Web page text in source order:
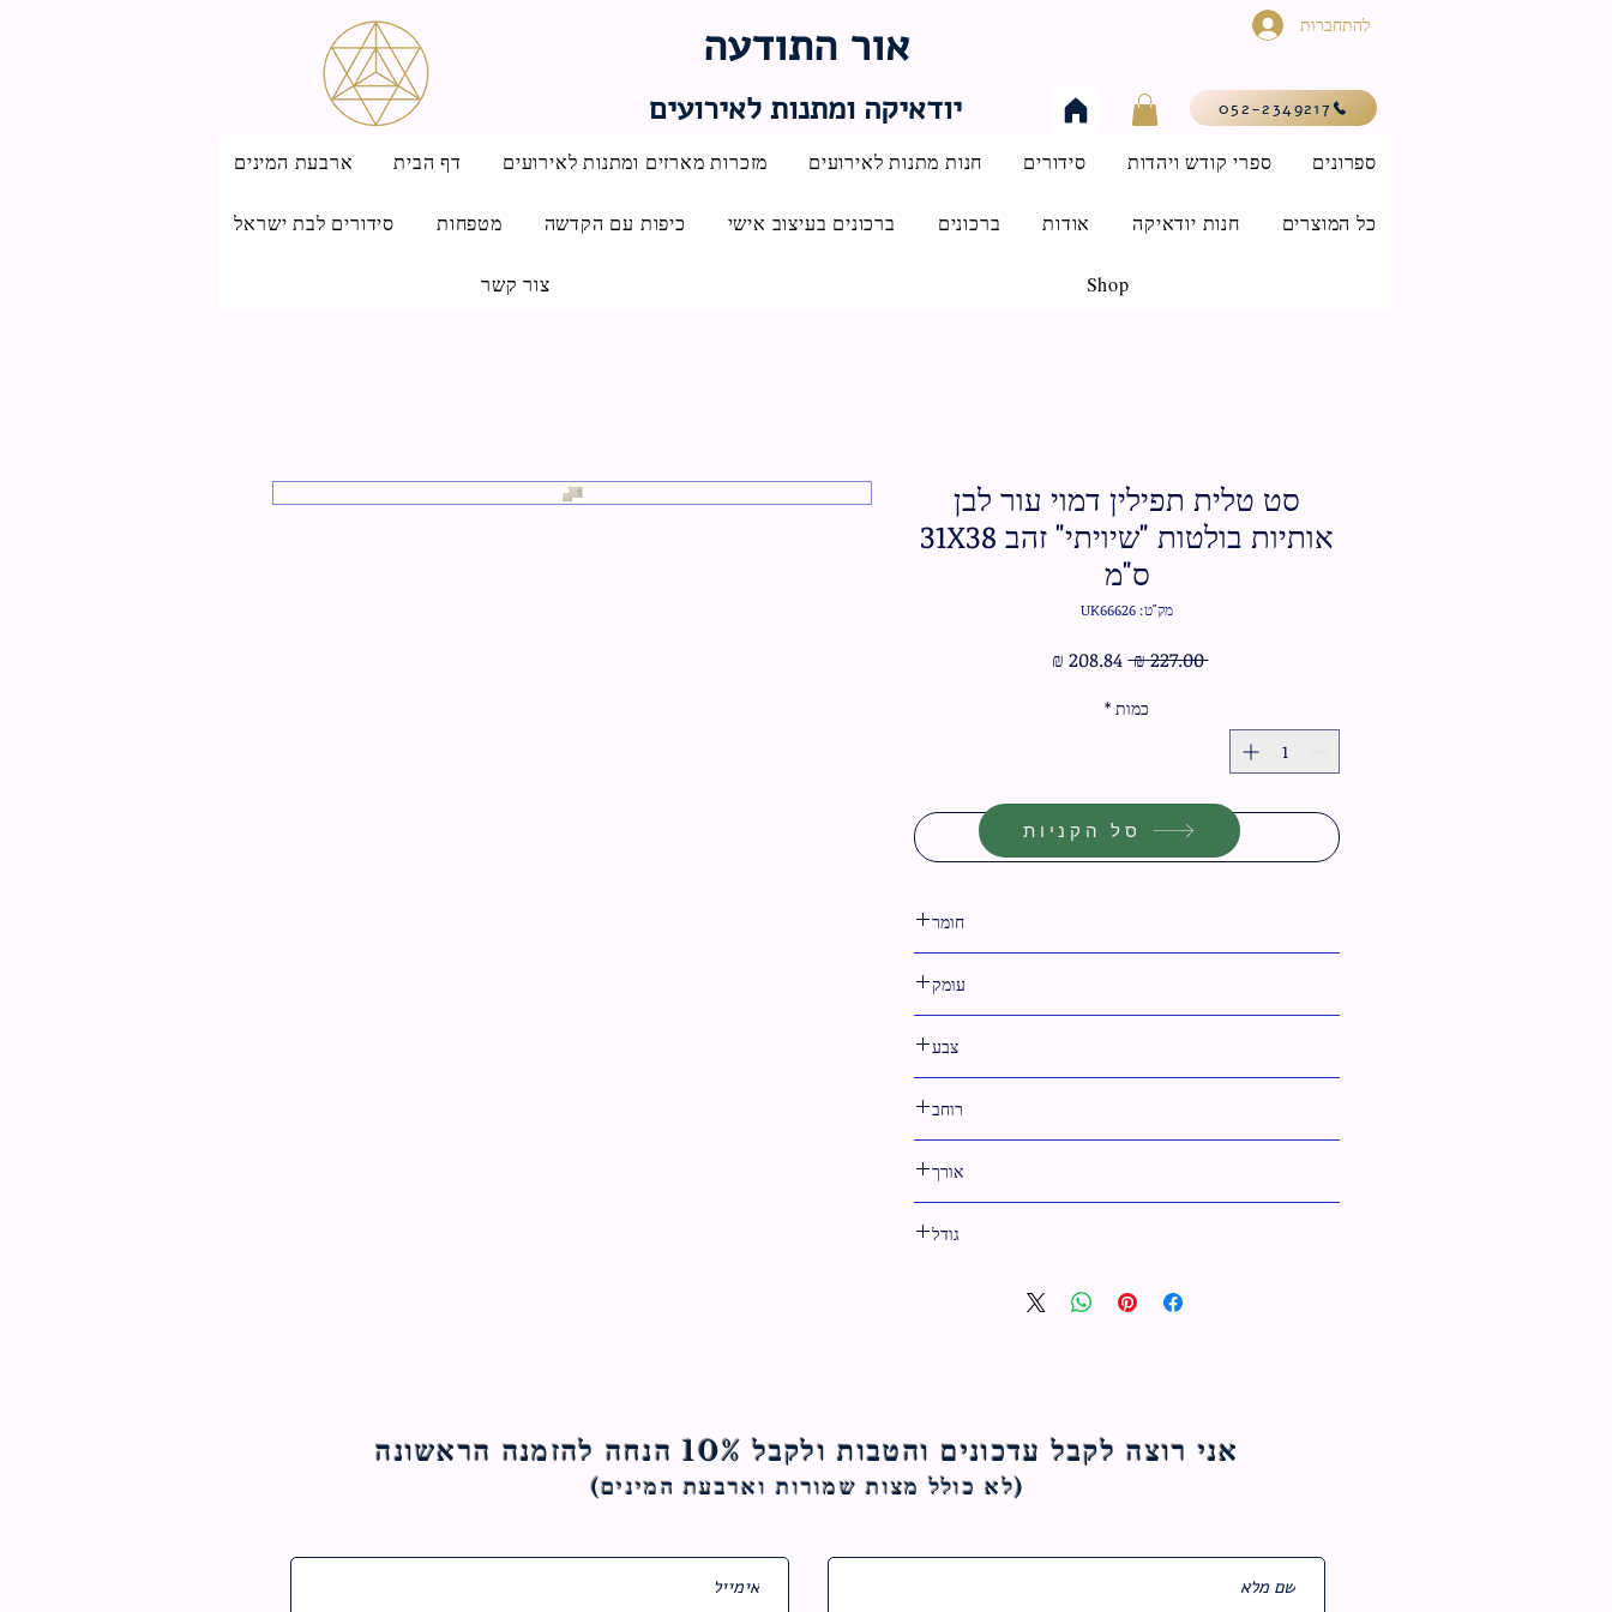
אור התודעה
יודאיקה ומתנות לאירועים
להתחברות
052-2349217
ארבעת המינים דף הבית מזכרות מארזים ומתנות לאירועים חנות מתנות לאירועים סידורים ספרי קודש ויהדות ספרונים
סידורים לבת ישראל מטפחות כיפות עם הקדשה ברכונים בעיצוב אישי ברכונים אודות חנות יודאיקה כל המוצרים
צור קשר Shop
סט טלית תפילין דמוי עור לבן
אותיות בולטות "שיויתי" זהב 31X38
ס"מ
מק"ט: UK66626
‏227.00 ‏₪
מחיר
‏208.84 ‏₪
כמות *
הוסף לסל
חומר
עומק
צבע
רוחב
אורך
גודל
סל הקניות
אני רוצה לקבל עדכונים והטבות ולקבל 10% הנחה להזמנה הראשונה
(לא כולל מצות שמורות וארבעת המינים)